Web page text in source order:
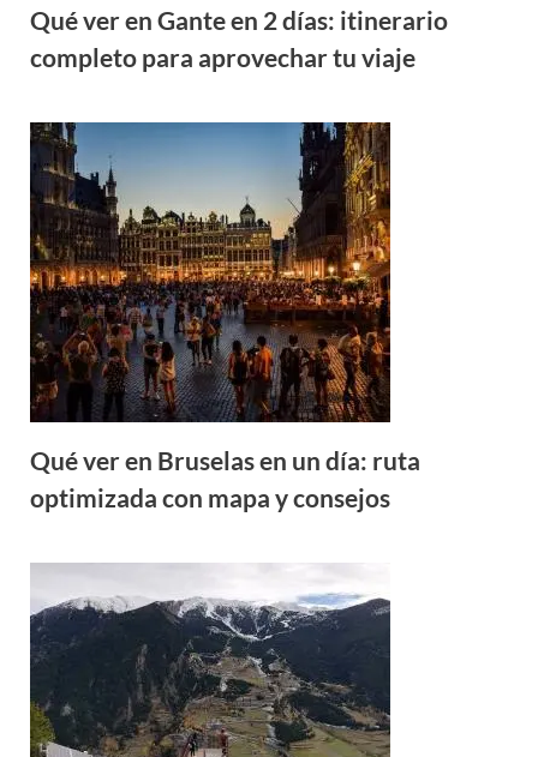
Qué ver en Gante en 2 días: itinerario
completo para aprovechar tu viaje
Qué ver en Bruselas en un día: ruta
optimizada con mapa y consejos